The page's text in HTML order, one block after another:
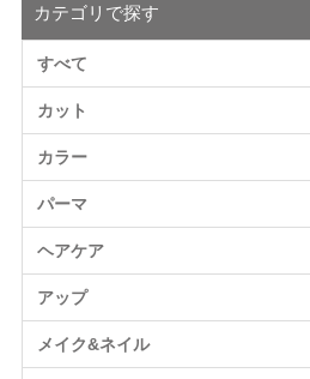
カテゴリで探す
すべて
カット
カラー
パーマ
ヘアケア
アップ
メイク&ネイル